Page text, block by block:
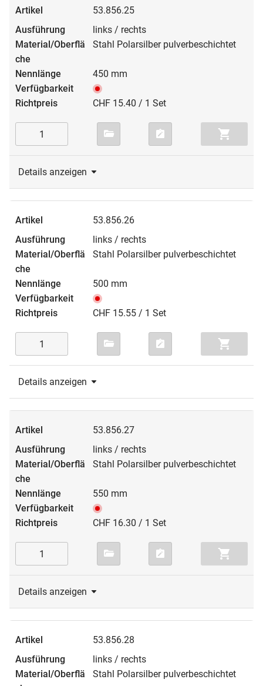
53.856.25
links / rechts
Stahl Polarsilber pulverbeschichtet
450 mm
CHF 15.40 / 1 Set
Details anzeigen
53.856.26
links / rechts
Stahl Polarsilber pulverbeschichtet
500 mm
CHF 15.55 / 1 Set
Details anzeigen
53.856.27
links / rechts
Stahl Polarsilber pulverbeschichtet
550 mm
CHF 16.30 / 1 Set
Details anzeigen
53.856.28
links / rechts
Stahl Polarsilber pulverbeschichtet